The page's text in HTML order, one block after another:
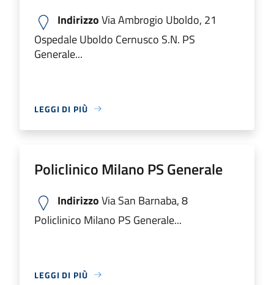
IndirizzoVia Ambrogio Uboldo, 21
Ospedale Uboldo Cernusco S.N. PS
Generale...
LEGGI DI PIÙ
Policlinico Milano PS Generale
IndirizzoVia San Barnaba, 8
Policlinico Milano PS Generale...
LEGGI DI PIÙ